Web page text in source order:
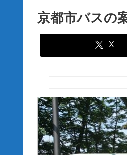
京都市バスの
X